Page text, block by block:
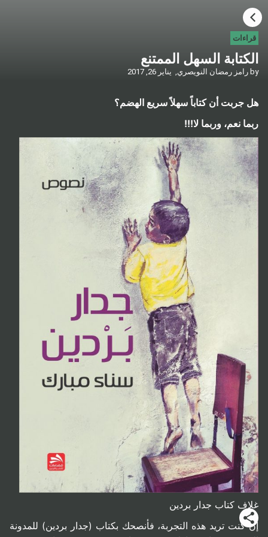
قراءات
الكتابة السهل الممتنع
by رامز رمضان النويصري, يناير 26, 2017
هل جربت أن كتاباً سهلاً سريع الهضم؟
ربما نعم، وربما لا!!!
غلاف كتاب جدار بردين
إن كنت تريد هذه التجربة، فأنصحك بكتاب (جدار بردين) للمدونة
HOME
CATEGORIES
GO TO
VISIT WEBSITE